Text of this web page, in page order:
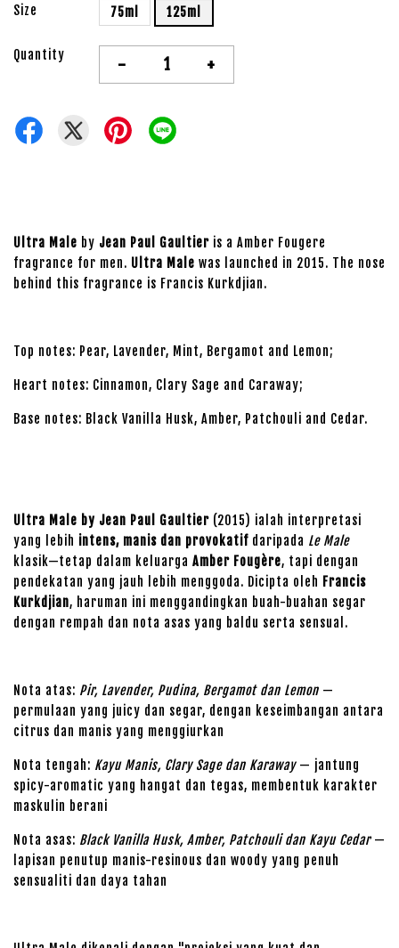
Size 75ml 125ml
Quantity - +
Ultra Male by Jean Paul Gaultier is a Amber Fougere
fragrance for men. Ultra Male was launched in 2015. The nose
behind this fragrance is Francis Kurkdjian.
Top notes: Pear, Lavender, Mint, Bergamot and Lemon;
Heart notes: Cinnamon, Clary Sage and Caraway;
Base notes: Black Vanilla Husk, Amber, Patchouli and Cedar.
Ultra Male by Jean Paul Gaultier (2015) ialah interpretasi
yang lebih intens, manis dan provokatif daripada Le Male
klasik—tetap dalam keluarga Amber Fougère, tapi dengan
pendekatan yang jauh lebih menggoda. Dicipta oleh Francis
Kurkdjian, haruman ini menggandingkan buah-buahan segar
dengan rempah dan nota asas yang baldu serta sensual.
Nota atas: Pir, Lavender, Pudina, Bergamot dan Lemon —
permulaan yang juicy dan segar, dengan keseimbangan antara
citrus dan manis yang menggiurkan
Nota tengah: Kayu Manis, Clary Sage dan Karaway— jantung
spicy-aromatic yang hangat dan tegas, membentuk karakter
maskulin berani
Nota asas: Black Vanilla Husk, Amber, Patchouli dan Kayu Cedar—
lapisan penutup manis-resinous dan woody yang penuh
sensualiti dan daya tahan